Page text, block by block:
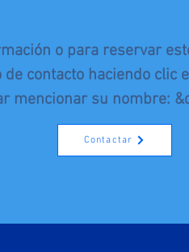
o para reservar
contacto haciendo clic
mencionar su nombre:
Contactar